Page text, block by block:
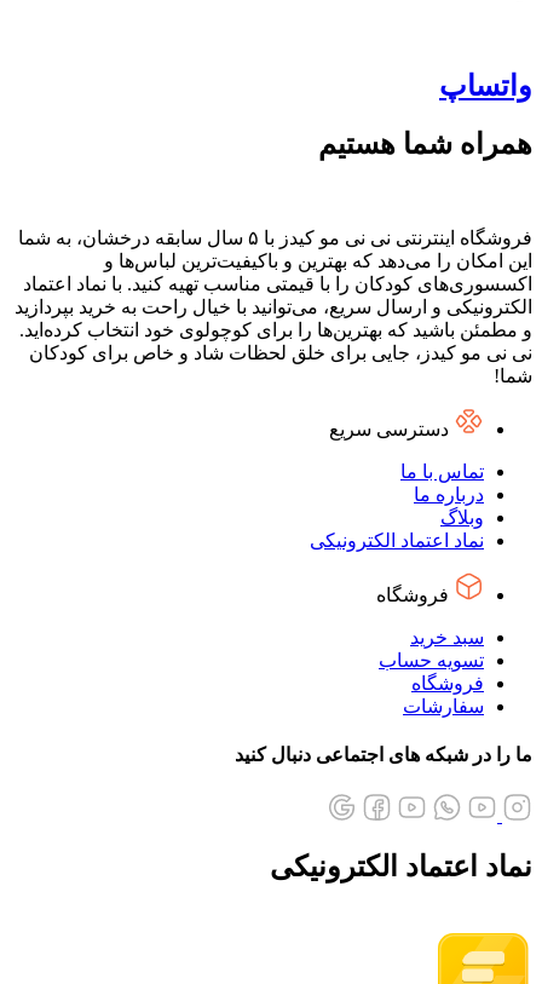
واتساپ
همراه شما هستیم
فروشگاه اینترنتی نی نی مو کیدز با ۵ سال سابقه درخشان، به شما
این امکان را می‌دهد که بهترین و باکیفیت‌ترین لباس‌ها و
اکسسوری‌های کودکان را با قیمتی مناسب تهیه کنید. با نماد اعتماد
الکترونیکی و ارسال سریع، می‌توانید با خیال راحت به خرید بپردازید
و مطمئن باشید که بهترین‌ها را برای کوچولوی خود انتخاب کرده‌اید.
نی نی مو کیدز، جایی برای خلق لحظات شاد و خاص برای کودکان
شما!
دسترسی سریع
تماس با ما
درباره ما
وبلاگ
نماد اعتماد الکترونیکی
فروشگاه
سبد خرید
تسویه حساب
فروشگاه
سفارشات
ما را در شبکه های اجتماعی دنبال کنید
نماد اعتماد الکترونیکی